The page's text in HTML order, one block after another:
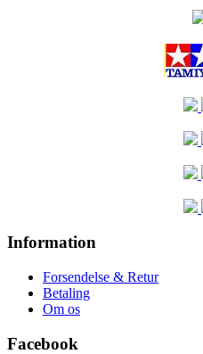
Information
Forsendelse & Retur
Betaling
Om os
Facebook